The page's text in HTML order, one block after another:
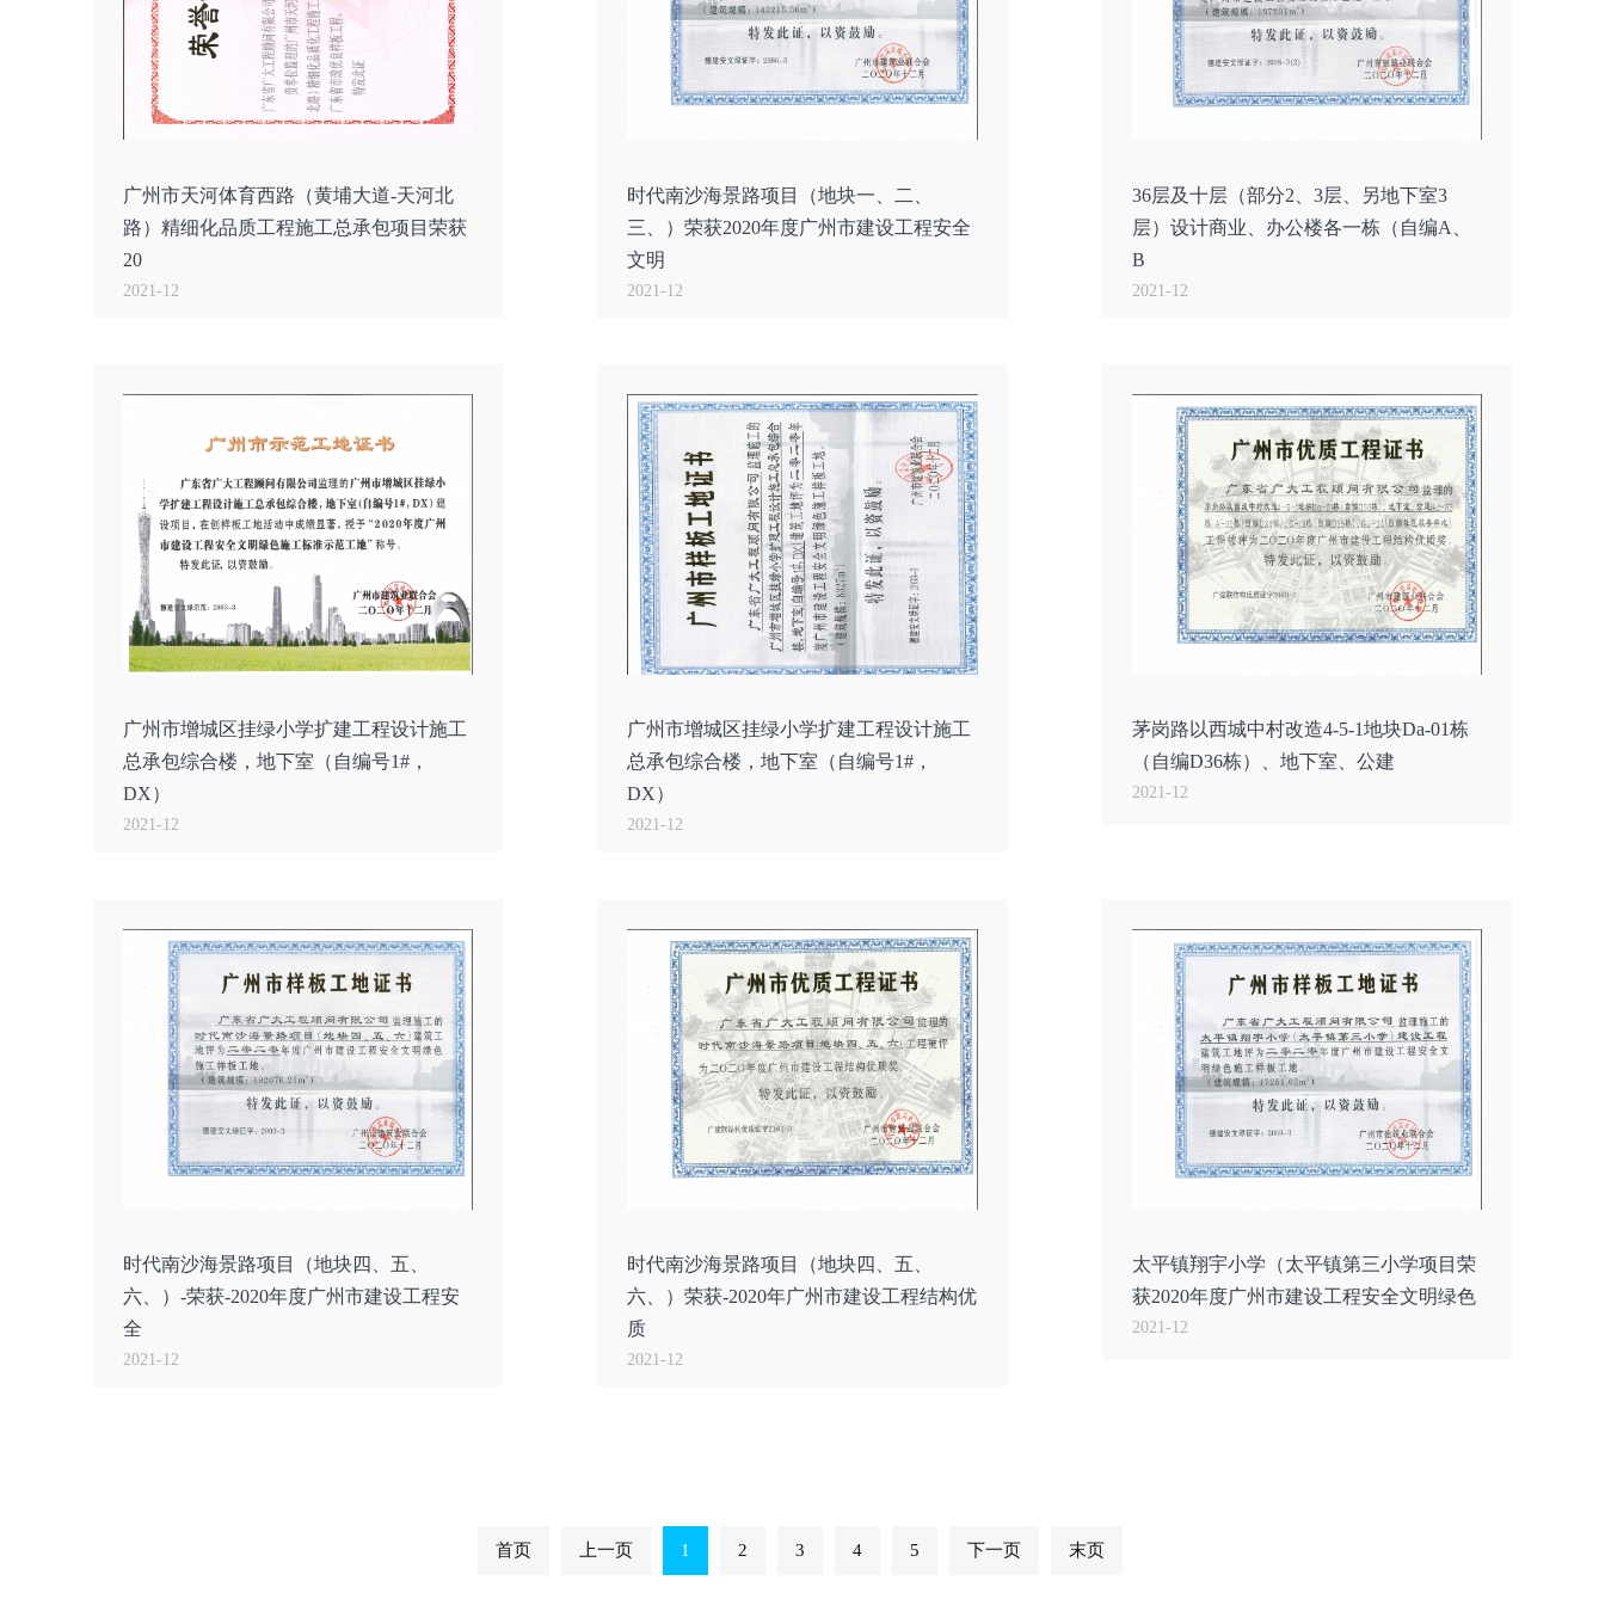
广州市天河体育西路（黄埔大道-天河北
路）精细化品质工程施工总承包项目荣获
20
2021-12
时代南沙海景路项目（地块一、二、
三、）荣获2020年度广州市建设工程安全
文明
2021-12
36层及十层（部分2、3层、另地下室3
层）设计商业、办公楼各一栋（自编A、
B
2021-12
广州市增城区挂绿小学扩建工程设计施工
总承包综合楼，地下室（自编号1#，
DX）
2021-12
广州市增城区挂绿小学扩建工程设计施工
总承包综合楼，地下室（自编号1#，
DX）
2021-12
茅岗路以西城中村改造4-5-1地块Da-01栋
（自编D36栋）、地下室、公建
2021-12
时代南沙海景路项目（地块四、五、
六、）-荣获-2020年度广州市建设工程安
全
2021-12
时代南沙海景路项目（地块四、五、
六、）荣获-2020年广州市建设工程结构优
质
2021-12
太平镇翔宇小学（太平镇第三小学项目荣
获2020年度广州市建设工程安全文明绿色
2021-12
首页 上一页 1 2 3 4 5 下一页 末页